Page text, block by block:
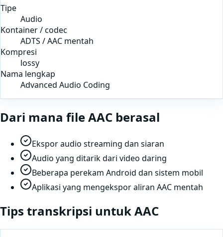
Tipe
Audio
Kontainer / codec
ADTS / AAC mentah
Kompresi
lossy
Nama lengkap
Advanced Audio Coding
Dari mana fileAAC berasal
Ekspor audio streaming dan siaran
Audio yang ditarik dari video daring
Beberapa perekam Android dan sistem mobil
Aplikasi yang mengekspor aliran AAC mentah
Tips transkripsi untukAAC